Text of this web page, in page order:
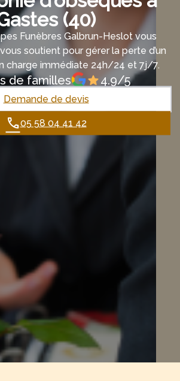
(40)
Funèbres Galbrun-Heslot vous
soutient pour gérer la perte d’un
charge immédiate 24h/24 et 7j/7.
de familles 4.9/5
Demande de devis
05 58 04 41 42